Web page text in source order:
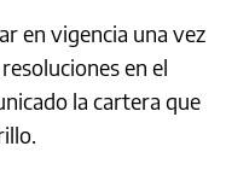
en vigencia una vez
en el
la cartera que